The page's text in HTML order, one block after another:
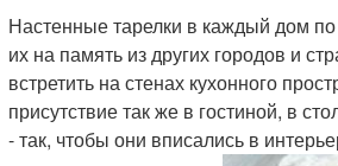
Настенные тарелки в каждый дом по
их на память из других городов и
встретить на стенах кухонного
присутствие так же в гостиной, в
- так, чтобы они вписались в